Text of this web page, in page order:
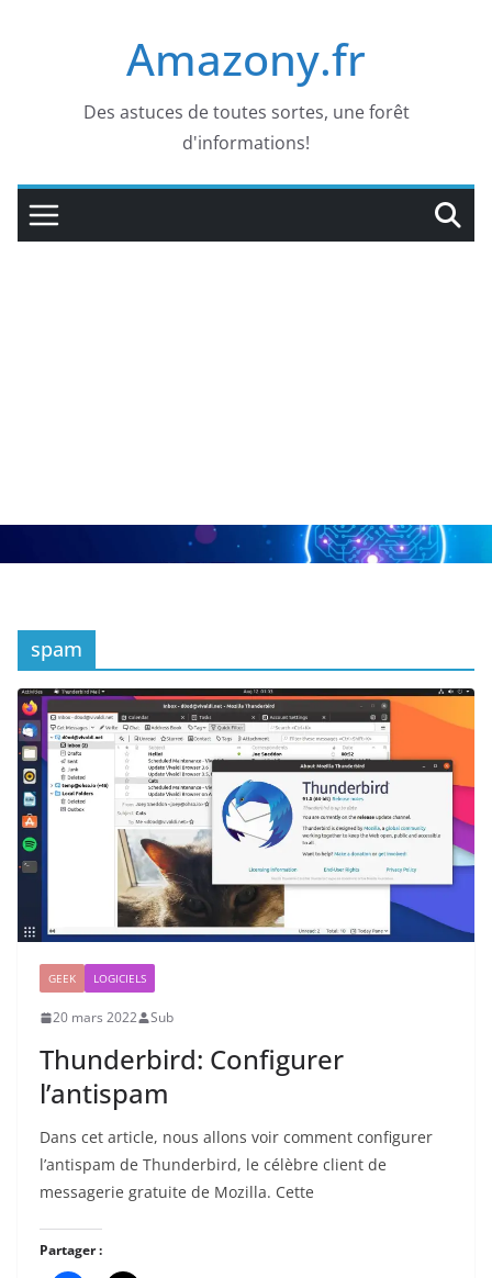
Amazony.fr
Des astuces de toutes sortes, une forêt
d'informations!
spam
GEEK LOGICIELS
20 mars 2022 Sub
Thunderbird: Configurer
l’antispam
Dans cet article, nous allons voir comment configurer
l’antispam de Thunderbird, le célèbre client de
messagerie gratuite de Mozilla. Cette
Partager :